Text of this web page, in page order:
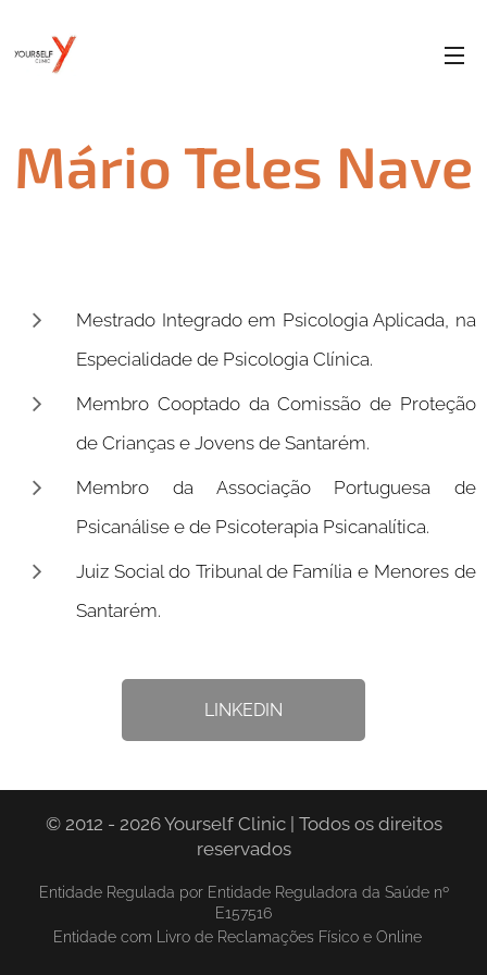
Mário Teles Nave
Mestrado Integrado em Psicologia Aplicada, na
Especialidade de Psicologia Clínica.
Membro Cooptado da Comissão de Proteção
de Crianças e Jovens de Santarém.
Membro da Associação Portuguesa de
Psicanálise e de Psicoterapia Psicanalítica.
Juiz Social do Tribunal de Família e Menores de
Santarém.
LINKEDIN
© 2012 - 2026 Yourself Clinic | Todos os direitos
reservados
Entidade Regulada por Entidade Reguladora da Saúde nº
E157516
Entidade com Livro de Reclamações Físico e Online